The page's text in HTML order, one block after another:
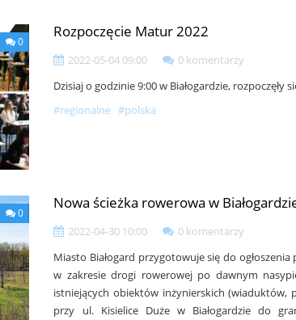
0
Rozpoczęcie Matur 2022
2022-05-04 09:00
0 komentarzy
Dzisiaj o godzinie 9:00 w Białogardzie, rozpoczęły
#regionalne #polska
0
Nowa ścieżka rowerowa w
2022-04-30 10:00
0 komentarzy
Miasto Białogard przygotowuje się do
w zakresie drogi rowerowej po dawnym
istniejących obiektów inżynierskich
przy ul. Kisielice Duże w Białogardzie do